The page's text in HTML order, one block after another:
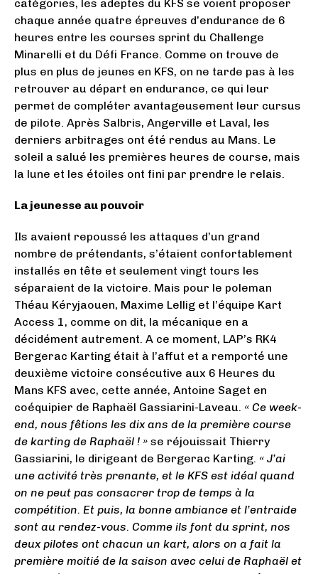
catégories, les adeptes du KFS se voient proposer
chaque année quatre épreuves d’endurance de 6
heures entre les courses sprint du Challenge
Minarelli et du Défi France. Comme on trouve de
plus en plus de jeunes en KFS, on ne tarde pas à les
retrouver au départ en endurance, ce qui leur
permet de compléter avantageusement leur cursus
de pilote. Après Salbris, Angerville et Laval, les
derniers arbitrages ont été rendus au Mans. Le
soleil a salué les premières heures de course, mais
la lune et les étoiles ont fini par prendre le relais.
La jeunesse au pouvoir
Ils avaient repoussé les attaques d’un grand
nombre de prétendants, s’étaient confortablement
installés en tête et seulement vingt tours les
séparaient de la victoire. Mais pour le poleman
Théau Kéryjaouen, Maxime Lellig et l’équipe Kart
Access 1, comme on dit, la mécanique en a
décidément autrement. A ce moment, LAP’s RK4
Bergerac Karting était à l’affut et a remporté une
deuxième victoire consécutive aux 6 Heures du
Mans KFS avec, cette année, Antoine Saget en
coéquipier de Raphaël Gassiarini-Laveau. « Ce week-
end, nous fêtions les dix ans de la première course
de karting de Raphaël ! » se réjouissait Thierry
Gassiarini, le dirigeant de Bergerac Karting. « J’ai
une activité très prenante, et le KFS est idéal quand
on ne peut pas consacrer trop de temps à la
compétition. Et puis, la bonne ambiance et l’entraide
sont au rendez-vous. Comme ils font du sprint, nos
deux pilotes ont chacun un kart, alors on a fait la
première moitié de la saison avec celui de Raphaël et